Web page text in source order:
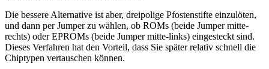
Die bessere Alternative ist aber, dreipolige Pfostenstifte einzulöten,
und dann per Jumper zu wählen, ob ROMs (beide Jumper mitte-
rechts) oder EPROMs (beide Jumper mitte-links) eingesteckt sind.
Dieses Verfahren hat den Vorteil, dass Sie später relativ schnell die
Chiptypen vertauschen können.